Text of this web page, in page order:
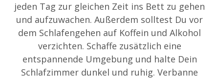
jeden Tag zur gleichen Zeit ins Bett zu gehen
und aufzuwachen. Außerdem solltest Du vor
dem Schlafengehen auf Koffein und Alkohol
verzichten. Schaffe zusätzlich eine
entspannende Umgebung und halte Dein
Schlafzimmer dunkel und ruhig. Verbanne